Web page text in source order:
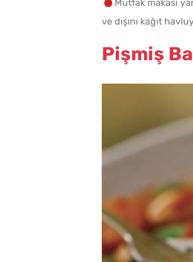
Mutfak makası
ve dışını kağıt
Pişmiş